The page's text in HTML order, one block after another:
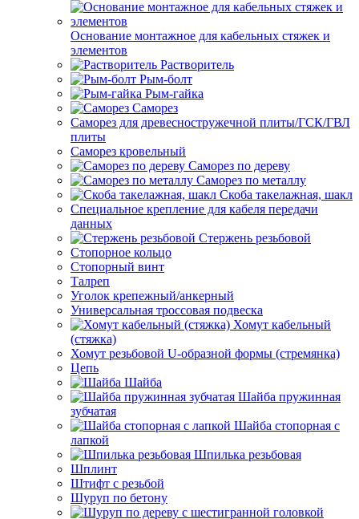
Основание монтажное для кабельных стяжек и
элементов
Растворитель
Рым-болт
Рым-гайка
Саморез
Саморез для древесностружечной плиты/ГСК/ГВЛ
плиты
Саморез кровельный
Саморез по дереву
Саморез по металлу
Скоба такелажная, шакл
Специальное крепление для кабеля передачи
данных
Стержень резьбовой
Стопорное кольцо
Стопорный винт
Талреп
Уголок крепежный/анкерный
Универсальная троссовая подвеска
Хомут кабельный
(стяжка)
Хомут резьбовой U-образной формы (стремянка)
Цепь
Шайба
Шайба пружинная
зубчатая
Шайба стопорная с
лапкой
Шпилька резьбовая
Шплинт
Штифт с резьбой
Шуруп по бетону